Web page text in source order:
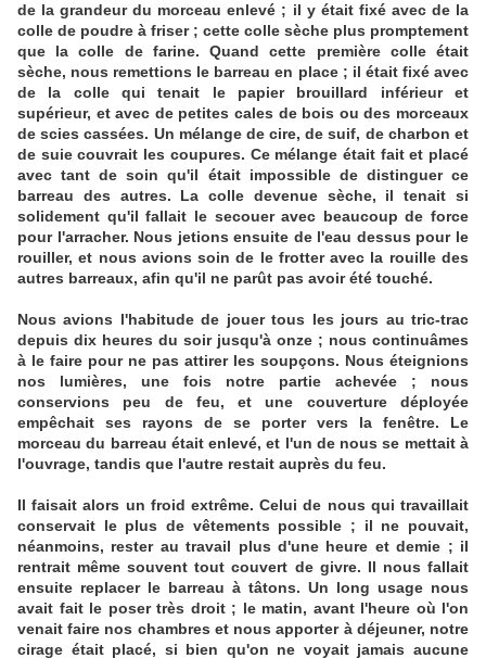
de la grandeur du morceau enlevé ; il y était fixé avec de la
colle de poudre à friser ; cette colle sèche plus promptement
que la colle de farine. Quand cette première colle était
sèche, nous remettions le barreau en place ; il était fixé avec
de la colle qui tenait le papier brouillard inférieur et
supérieur, et avec de petites cales de bois ou des morceaux
de scies cassées. Un mélange de cire, de suif, de charbon et
de suie couvrait les coupures. Ce mélange était fait et placé
avec tant de soin qu'il était impossible de distinguer ce
barreau des autres. La colle devenue sèche, il tenait si
solidement qu'il fallait le secouer avec beaucoup de force
pour l'arracher. Nous jetions ensuite de l'eau dessus pour le
rouiller, et nous avions soin de le frotter avec la rouille des
autres barreaux, afin qu'il ne parût pas avoir été touché.
Nous avions l'habitude de jouer tous les jours au tric-trac
depuis dix heures du soir jusqu'à onze ; nous continuâmes
à le faire pour ne pas attirer les soupçons. Nous éteignions
nos lumières, une fois notre partie achevée ; nous
conservions peu de feu, et une couverture déployée
empêchait ses rayons de se porter vers la fenêtre. Le
morceau du barreau était enlevé, et l'un de nous se mettait à
l'ouvrage, tandis que l'autre restait auprès du feu.
Il faisait alors un froid extrême. Celui de nous qui travaillait
conservait le plus de vêtements possible ; il ne pouvait,
néanmoins, rester au travail plus d'une heure et demie ; il
rentrait même souvent tout couvert de givre. Il nous fallait
ensuite replacer le barreau à tâtons. Un long usage nous
avait fait le poser très droit ; le matin, avant l'heure où l'on
venait faire nos chambres et nous apporter à déjeuner, notre
cirage était placé, si bien qu'on ne voyait jamais aucune